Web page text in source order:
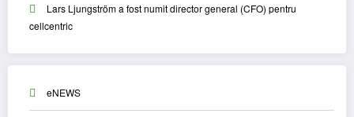
Lars Ljungström a fost numit director general (CFO) pentru
cellcentric
eNEWS